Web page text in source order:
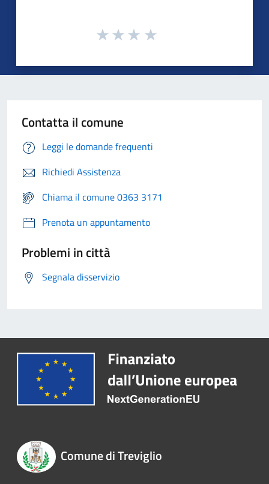
Contatta il comune
Leggi le domande frequenti
Richiedi Assistenza
Chiama il comune 0363 3171
Prenota un appuntamento
Problemi in città
Segnala disservizio
Comune di Treviglio